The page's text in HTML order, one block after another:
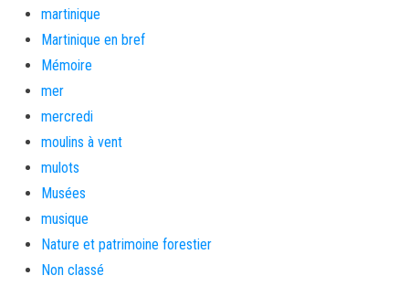
martinique
Martinique en bref
Mémoire
mer
mercredi
moulins à vent
mulots
Musées
musique
Nature et patrimoine forestier
Non classé